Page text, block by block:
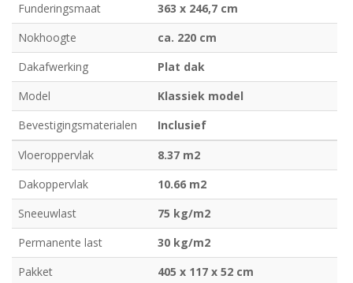
Funderingsmaat
363 x 246,7 cm
Nokhoogte
ca. 220 cm
Dakafwerking
Plat dak
Model
Klassiek model
Bevestigingsmaterialen
Inclusief
Vloeroppervlak
8.37 m2
Dakoppervlak
10.66 m2
Sneeuwlast
75 kg/m2
Permanente last
30 kg/m2
Pakket
405 x 117 x 52 cm